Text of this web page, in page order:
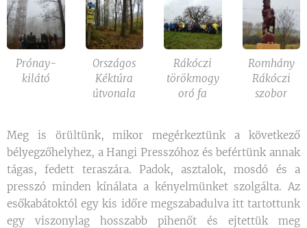
Prónay-
kilátó
Országos
Kéktúra
útvonala
Rákóczi
törökmogy
oró fa
Romhány
Rákóczi
szobor
Meg is örültünk, mikor megérkeztünk a következő
bélyegzőhelyhez, a Hangi Presszóhoz és befértünk annak
tágas, fedett teraszára. Padok, asztalok, mosdó és a
presszó minden kínálata a kényelmünket szolgálta. Az
esőkabátoktól egy kis időre megszabadulva itt tartottunk
egy viszonylag hosszabb pihenőt és ejtettük meg